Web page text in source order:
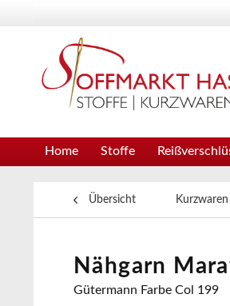
Home Stoffe
Übersicht Kurzwaren
Nähgarn
Gütermann Farbe Col 199